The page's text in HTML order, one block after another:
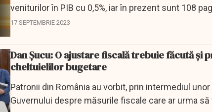
veniturilor în PIB cu 0,5%, iar în prezent sunt 108
Codului Fiscal,...
17 SEPTEMBRIE 2023
Dan Şucu: O ajustare fiscală trebuie făcută
cheltuielilor bugetare
Patronii din România au vorbit, prin intermediul
Guvernului despre măsurile fiscale care ar urma